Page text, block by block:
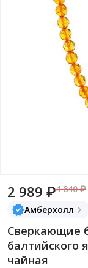
2 989 ₽4 840 ₽
Амберхолл
Сверкающие
балтийского
чайная